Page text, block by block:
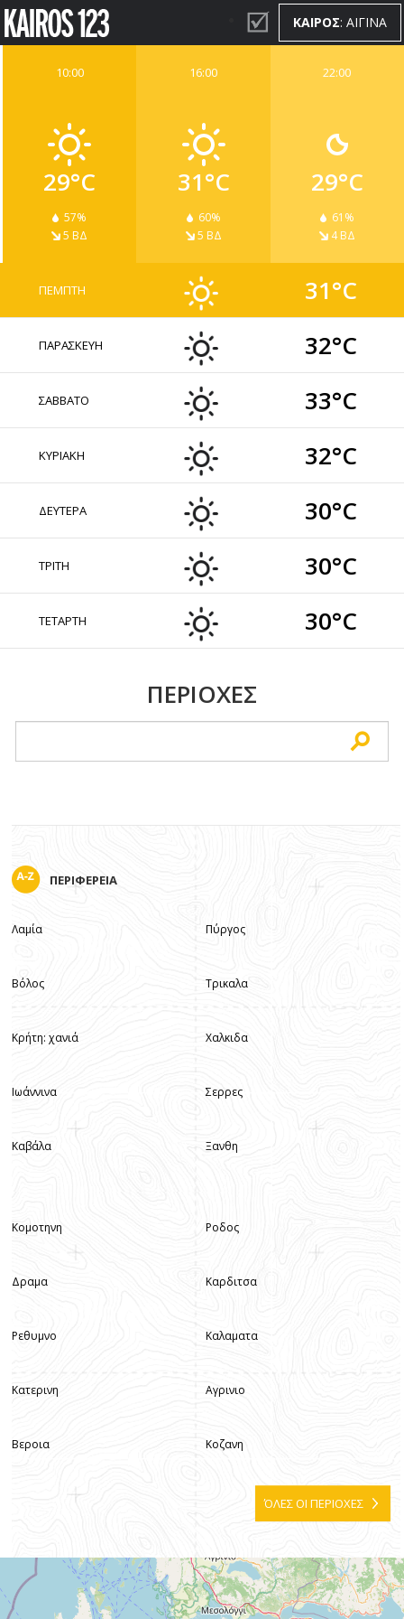
ΚΑΙΡΟΣ: ΑΙΓΙΝΑ
22:00
29°C
61%
4 ΒΔ
16:00
31°C
60%
5 ΒΔ
10:00
29°C
57%
5 ΒΔ
ΠΕΜΠΤΗ 31°C
ΠΑΡΑΣΚΕΥΗ 32°C
ΣΑΒΒΑΤΟ 33°C
ΚΥΡΙΑΚΗ 32°C
ΔΕΥΤΕΡΑ 30°C
ΤΡΙΤΗ 30°C
ΤΕΤΑΡΤΗ 30°C
ΠΕΡΙΟΧΕΣ
ΠΕΡΙΦΕΡΕΙΑ
Λαμία
Βόλος
Κρήτη: χανιά
Ιωάννινα
Καβάλα
Πύργος
Τρικαλα
Χαλκιδα
Σερρες
Ξανθη
Κομοτηνη
Δραμα
Ρεθυμνο
Κατερινη
Βεροια
Ροδος
Καρδιτσα
Καλαματα
Αγρινιο
Κοζανη
ΌΛΕΣ ΟΙ ΠΕΡΙΟΧΕΣ